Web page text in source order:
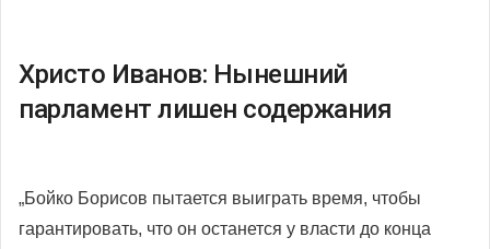
Христо Иванов: Нынешний
парламент лишен содержания
„Бойко Борисов пытается выиграть время, чтобы
гарантировать, что он останется у власти до конца